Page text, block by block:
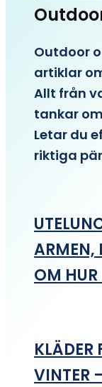
Outdoor
artiklar
Allt från
tankar
Letar du
riktiga
ARMEN,
OM
KLÄDER
VINTER